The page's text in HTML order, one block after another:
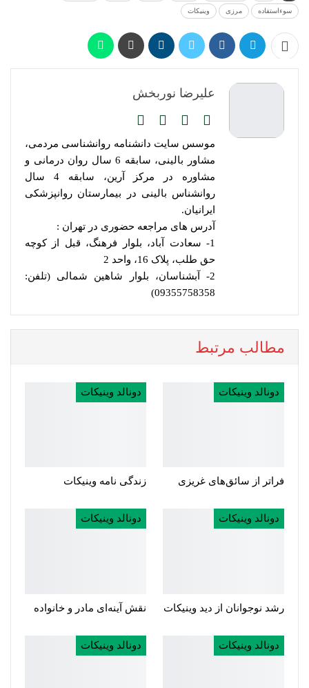
سوءاستفاده مرزی وینیکات
علیرضا نوربخش
موسس سایت دانشنامه روانشناسی مردمی،
مشاور بالینی، سابقه 6 سال روان درمانی و
مشاوره در مرکز آرین، سابقه 4 سال
روانشناس بالینی در بیمارستان روانپزشکی
ایرانیان.
آدرس های مراجعه حضوری در تهران :
1- سعادت آباد، بلوار فرهنگ، قبل از کوچه
حق طلب، پلاک 16، واحد 2
2- آبشناسان، بلوار شاهین شمالی (تلفن:
09355758358)
مطالب مرتبط
دونالد وینیکات
فراتر از سائق‌های غریزی
دونالد وینیکات
زندگی نامه وینیکات
دونالد وینیکات
رشد نوجوانان از دید وینیکات
دونالد وینیکات
نقش آینه‌ای مادر و خانواده
دونالد وینیکات دونالد وینیکات